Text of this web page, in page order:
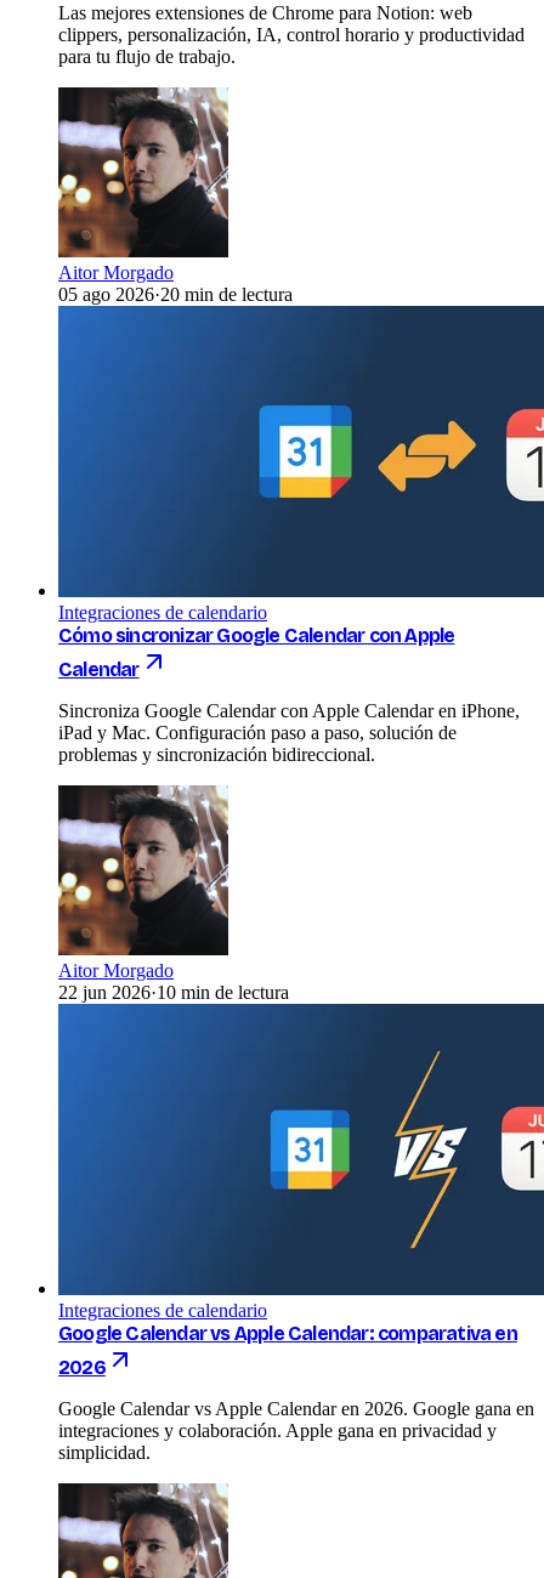
Las mejores extensiones de Chrome para Notion: web
clippers, personalización, IA, control horario y productividad
para tu flujo de trabajo.
Aitor Morgado
05 ago 2026·20 min de lectura
Integraciones de calendario
Cómo sincronizar Google Calendar con Apple
Calendar
Sincroniza Google Calendar con Apple Calendar en iPhone,
iPad y Mac. Configuración paso a paso, solución de
problemas y sincronización bidireccional.
Aitor Morgado
22 jun 2026·10 min de lectura
Integraciones de calendario
Google Calendar vs Apple Calendar: comparativa en
2026
Google Calendar vs Apple Calendar en 2026. Google gana en
integraciones y colaboración. Apple gana en privacidad y
simplicidad.